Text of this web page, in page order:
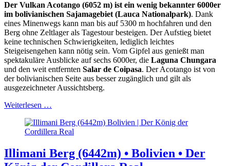
Der Vulkan Acotango (6052 m) ist ein wenig bekannter 6000er
im bolivianischen Sajamagebiet (Lauca Nationalpark). Dank
eines Minenwegs kann man bis auf 5300 m hochfahren und den
Berg ohne Zeltlager als Tagestour besteigen. Der Aufstieg bietet
keine technischen Schwierigkeiten, lediglich leichtes
Steigeisengehen kann nötig sein. Vom Gipfel aus genießt man
spektakuläre Ausblicke auf sechs 6000er, die Laguna Chungara
und den weit entfernten Salar de Coipasa. Der Acotango ist von
der bolivianischen Seite aus besser zugänglich und gilt als
ausgezeichneter Aussichtsberg.
Weiterlesen …
Illimani Berg (6442m) • Bolivien • Der